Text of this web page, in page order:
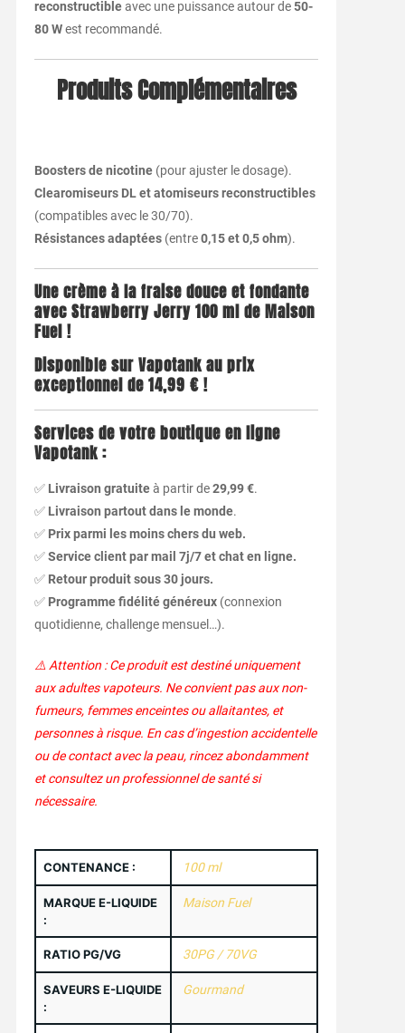
reconstructibleavec une puissance autour de50-
80 West recommandé.
Produits Complémentaires
Boosters de nicotine(pour ajuster le dosage).
Clearomiseurs DL et atomiseurs reconstructibles
(compatibles avec le 30/70).
Résistances adaptées(entre0,15 et 0,5 ohm).
Une crème à la fraise douce et fondante
avec Strawberry Jerry 100 ml de Maison
Fuel !
Disponible sur Vapotank au prix
exceptionnel de 14,99 € !
Services de votre boutique en ligne
Vapotank :
✅ Livraison gratuiteà partir de29,99 €.
✅ Livraison partout dans le monde.
✅ Prix parmi les moins chers du web.
✅Service client par mail 7j/7 et chat en ligne.
✅ Retour produit sous 30 jours.
✅ Programme fidélité généreux(connexion
quotidienne, challenge mensuel…).
⚠️ Attention : Ce produit est destiné uniquement
aux adultes vapoteurs. Ne convient pas aux non-
fumeurs, femmes enceintes ou allaitantes, et
personnes à risque. En cas d’ingestion accidentelle
ou de contact avec la peau, rincez abondamment
et consultez un professionnel de santé si
nécessaire.
CONTENANCE : 100 ml
MARQUE E-LIQUIDE
:
Maison Fuel
RATIO PG/VG 30PG / 70VG
SAVEURS E-LIQUIDE
:
Gourmand